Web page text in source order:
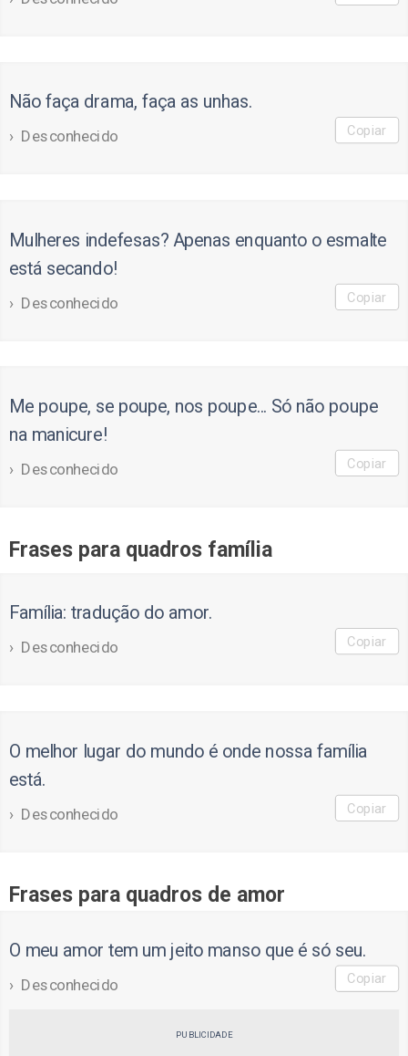
Não faça drama, faça as unhas.
Desconhecido Copiar
Mulheres indefesas? Apenas enquanto o esmalte
está secando!
Desconhecido Copiar
Me poupe, se poupe, nos poupe... Só não poupe
na manicure!
Desconhecido Copiar
Frases para quadros família
Família: tradução do amor.
Desconhecido Copiar
O melhor lugar do mundo é onde nossa família
está.
Desconhecido Copiar
Frases para quadros de amor
O meu amor tem um jeito manso que é só seu.
Desconhecido Copiar
PUBLICIDADE